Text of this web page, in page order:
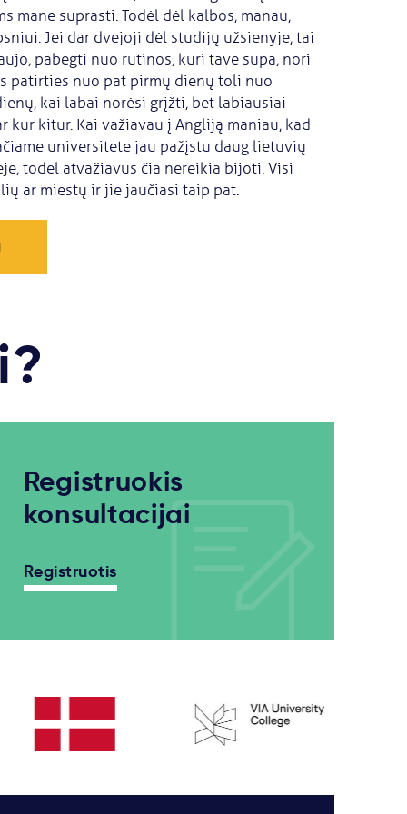
mane suprasti. Todėl dėl kalbos, manau,
Jei dar dvejoji dėl studijų užsienyje, tai
pabėgti nuo rutinos, kuri tave supa, nori
patirties nuo pat pirmų dienų toli nuo
kai labai norėsi grįžti, bet labiausiai
kur kitur. Kai važiavau į Angliją maniau, kad
universitete jau pažįstu daug lietuvių
todėl atvažiavus čia nereikia bijoti. Visi
ar miestų ir jie jaučiasi taip pat.
Registruokis
konsultacijai
Registruotis